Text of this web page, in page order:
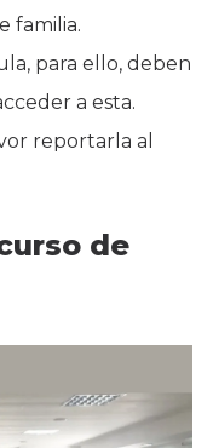
familia.
para ello, deben
a esta.
reportarla al
de